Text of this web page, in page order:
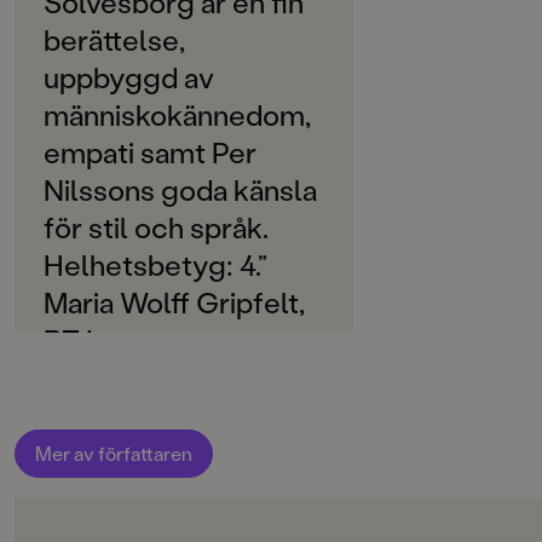
barn- och ungdomsboksförfattare. Han har varit
verksam i över trettio år och har skrivit en lång rad
rosade titlar.
Svenska
PUBLICERINGSDATUM
2022-03-11
Produktion
MILJÖMÄRKNING
Ja
Nej
9789129728484
berättelse,
uppbyggd av
människokännedom,
empati samt Per
Nilssons goda känsla
för stil och språk.
Helhetsbetyg: 4.”
Maria Wolff Gripfelt,
BTJ
Mer av författaren